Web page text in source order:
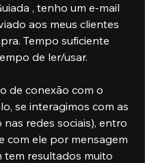
, tenho um e-mail
aos meus clientes
Tempo suficiente
de ler/usar.
de conexão com o
se interagimos com as
redes sociais), entro
com ele por mensagem
tem resultados muito